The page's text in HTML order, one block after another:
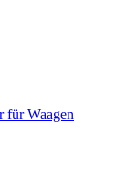
für Waagen